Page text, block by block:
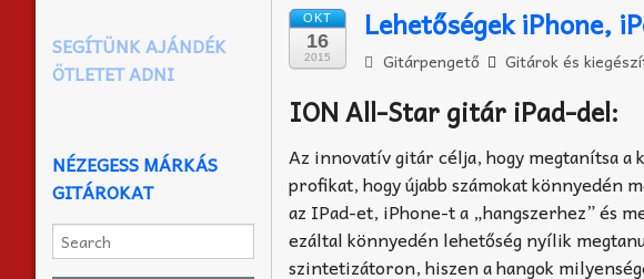
OKT
16
2015
Lehetőségek iPhone,
Gitárpengető Gitárok és
ION All-Star gitár iPad-del:
Az innovatív gitár célja, hogy megtanítsa a
profikat, hogy újabb számokat könnyedén
az IPad-et, iPhone-t a „hangszerhez” és
ezáltal könnyedén lehetőség nyílik
szintetizátoron, hiszen a hangok
SEGÍTÜNK AJÁNDÉK
ÖTLETET ADNI
NÉZEGESS MÁRKÁS
GITÁROKAT